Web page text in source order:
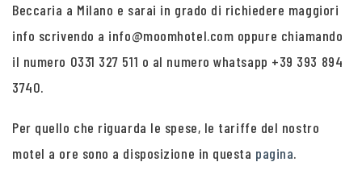
Beccaria a Milano e sarai in grado di richiedere maggiori
info scrivendo a info@moomhotel.com oppure chiamando
il numero 0331 327 511 o al numero whatsapp +39 393 894
3740.
Per quello che riguarda le spese, le tariffe del nostro
motel a ore sono a disposizione in questa pagina.